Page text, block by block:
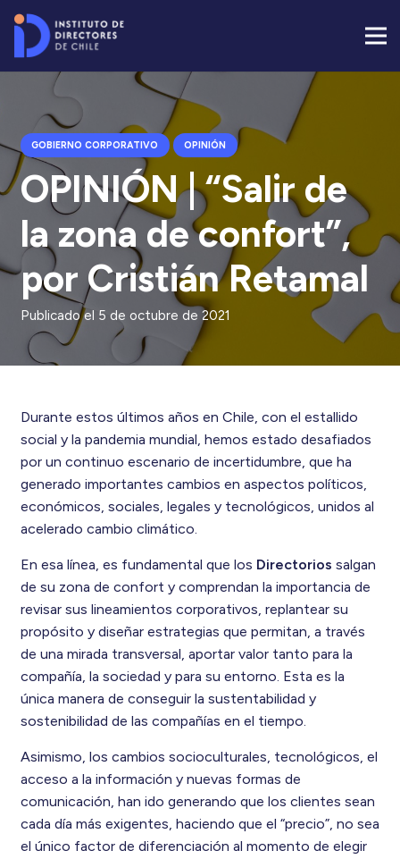
GOBIERNO CORPORATIVO OPINIÓN
OPINIÓN | “Salir de
la zona de confort”,
por Cristián Retamal
Publicado el 5 de octubre de 2021
Durante estos últimos años en Chile, con el estallido
social y la pandemia mundial, hemos estado desafiados
por un continuo escenario de incertidumbre, que ha
generado importantes cambios en aspectos políticos,
económicos, sociales, legales y tecnológicos, unidos al
acelerado cambio climático.
En esa línea, es fundamental que los Directorios salgan
de su zona de confort y comprendan la importancia de
revisar sus lineamientos corporativos, replantear su
propósito y diseñar estrategias que permitan, a través
de una mirada transversal, aportar valor tanto para la
compañía, la sociedad y para su entorno. Esta es la
única manera de conseguir la sustentabilidad y
sostenibilidad de las compañías en el tiempo.
Asimismo, los cambios socioculturales, tecnológicos, el
acceso a la información y nuevas formas de
comunicación, han ido generando que los clientes sean
cada día más exigentes, haciendo que el “precio”, no sea
el único factor de diferenciación al momento de elegir